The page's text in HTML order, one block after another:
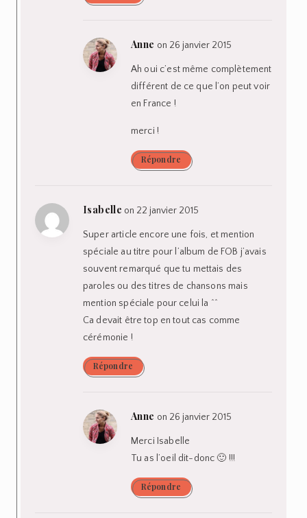
Anne on 26 janvier 2015
Ah oui c’est même complètement
différent de ce que l’on peut voir
en France !
merci !
Répondre
Isabelle on 22 janvier 2015
Super article encore une fois, et mention
spéciale au titre pour l’album de FOB j’avais
souvent remarqué que tu mettais des
paroles ou des titres de chansons mais
mention spéciale pour celui la ^^
Ca devait être top en tout cas comme
cérémonie !
Répondre
Anne on 26 janvier 2015
Merci Isabelle
Tu as l’oeil dit-donc 🙂 !!!
Répondre